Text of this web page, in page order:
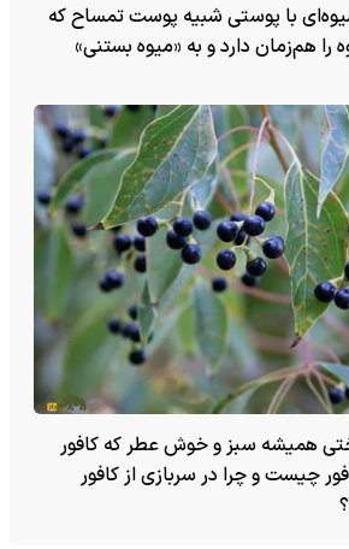
با پوستی شبیه پوست تمساح که
هم‌زمان دارد و به «میوه بستنی»
همیشه سبز و خوش عطر که کافور
چیست و چرا در سربازی از کافور